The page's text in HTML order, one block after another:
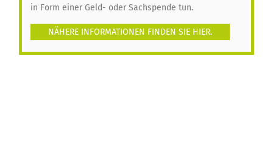
in Form einer Geld- oder Sachspende tun.
NÄHERE INFORMATIONEN FINDEN SIE HIER.